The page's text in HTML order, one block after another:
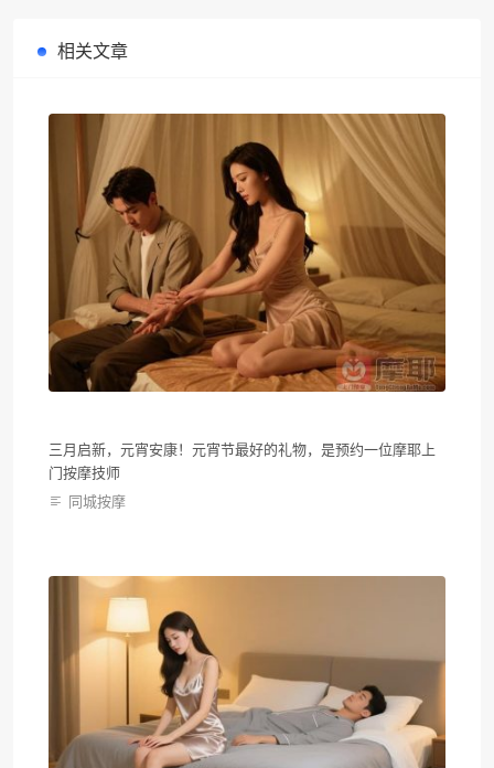
相关文章
三月启新，元宵安康！元宵节最好的礼物，是预约一位摩耶上
门按摩技师
同城按摩